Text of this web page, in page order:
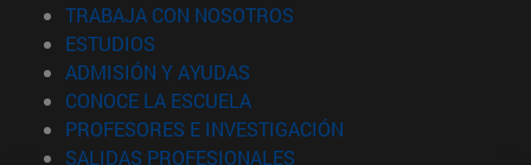
TRABAJA CON NOSOTROS
ESTUDIOS
ADMISIÓN Y AYUDAS
CONOCE LA ESCUELA(abre en nueva ventana)
PROFESORES E INVESTIGACIÓN
SALIDAS PROFESIONALES